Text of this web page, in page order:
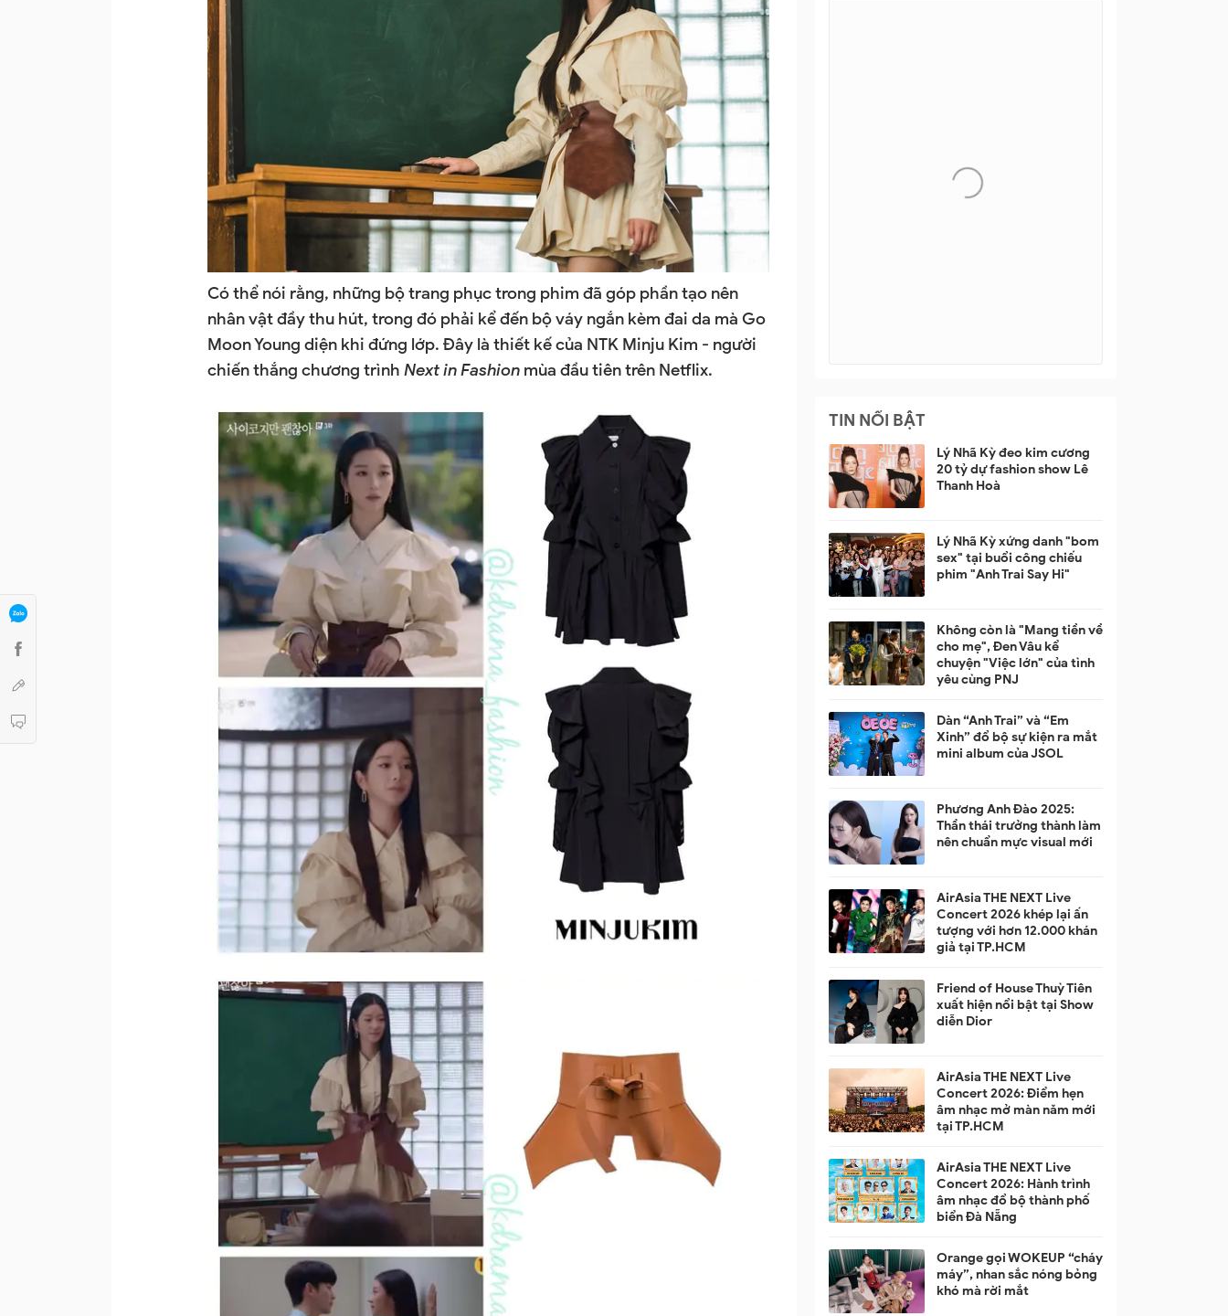
Có thể nói rằng, những bộ trang phục trong phim đã góp phần tạo nên
nhân vật đầy thu hút, trong đó phải kể đến bộ váy ngắn kèm đai da mà Go
Moon Young diện khi đứng lớp. Đây là thiết kế của NTK Minju Kim - người
chiến thắng chương trình Next in Fashion mùa đầu tiên trên Netflix.
TIN NỔI BẬT
Lý Nhã Kỳ đeo kim cương
20 tỷ dự fashion show Lê
Thanh Hoà
Lý Nhã Kỳ xứng danh "bom
sex" tại buổi công chiếu
phim "Anh Trai Say Hi"
Không còn là "Mang tiền về
cho mẹ", Đen Vâu kể
chuyện "Việc lớn" của tình
yêu cùng PNJ
Dàn “Anh Trai” và “Em
Xinh” đổ bộ sự kiện ra mắt
mini album của JSOL
Phương Anh Đào 2025:
Thần thái trưởng thành làm
nên chuẩn mực visual mới
AirAsia THE NEXT Live
Concert 2026 khép lại ấn
tượng với hơn 12.000 khán
giả tại TP.HCM
Friend of House Thuỳ Tiên
xuất hiện nổi bật tại Show
diễn Dior
AirAsia THE NEXT Live
Concert 2026: Điểm hẹn
âm nhạc mở màn năm mới
tại TP.HCM
AirAsia THE NEXT Live
Concert 2026: Hành trình
âm nhạc đổ bộ thành phố
biển Đà Nẵng
Orange gọi WOKEUP “cháy
máy”, nhan sắc nóng bỏng
khó mà rời mắt